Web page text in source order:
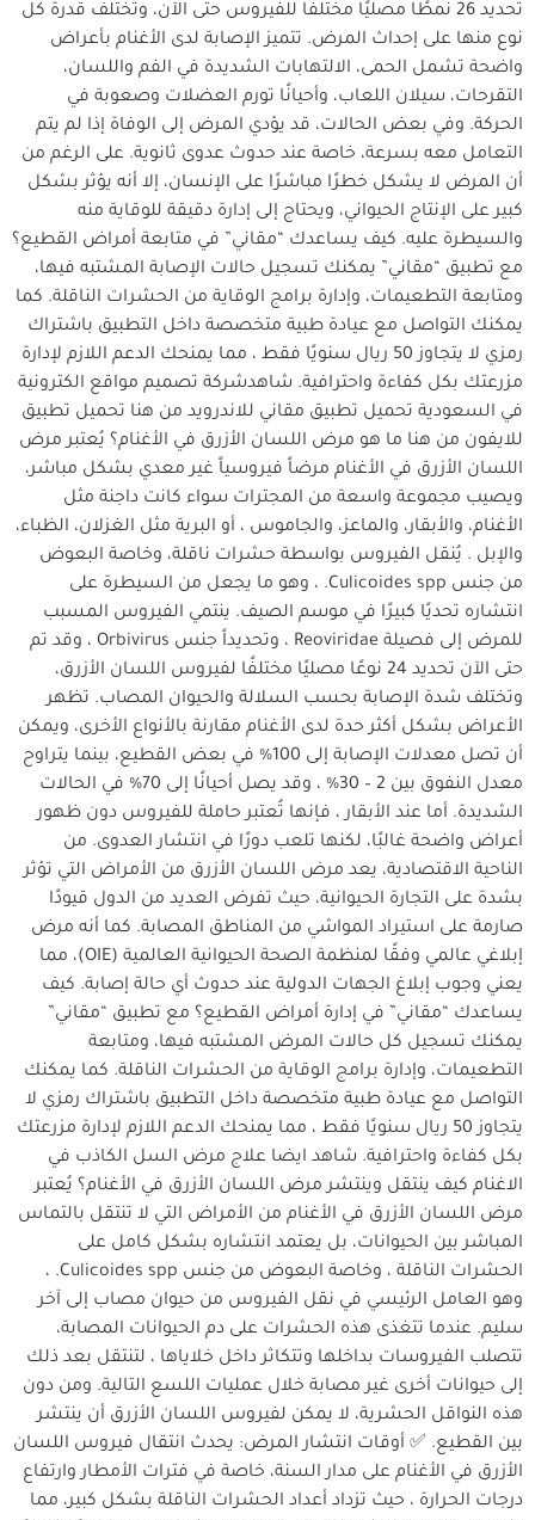
تحديد 26 نمطًا مصليًا مختلفًا للفيروس حتى الآن، وتختلف قدرة كل
نوع منها على إحداث المرض. تتميز الإصابة لدى الأغنام بأعراض
واضحة تشمل الحمى، الالتهابات الشديدة في الفم واللسان،
التقرحات، سيلان اللعاب، وأحيانًا تورم العضلات وصعوبة في
الحركة. وفي بعض الحالات، قد يؤدي المرض إلى الوفاة إذا لم يتم
التعامل معه بسرعة، خاصة عند حدوث عدوى ثانوية. على الرغم من
أن المرض لا يشكل خطرًا مباشرًا على الإنسان، إلا أنه يؤثر بشكل
كبير على الإنتاج الحيواني، ويحتاج إلى إدارة دقيقة للوقاية منه
والسيطرة عليه. كيف يساعدك “مقاني” في متابعة أمراض القطيع؟
مع تطبيق “مقاني” يمكنك تسجيل حالات الإصابة المشتبه فيها،
ومتابعة التطعيمات، وإدارة برامج الوقاية من الحشرات الناقلة. كما
يمكنك التواصل مع عيادة طبية متخصصة داخل التطبيق باشتراك
رمزي لا يتجاوز 50 ريال سنويًا فقط ، مما يمنحك الدعم اللازم لإدارة
مزرعتك بكل كفاءة واحترافية. شاهدشركة تصميم مواقع الكترونية
في السعودية تحميل تطبيق مقاني للاندرويد من هنا تحميل تطبيق
للايفون من هنا ما هو مرض اللسان الأزرق في الأغنام؟ يُعتبر مرض
اللسان الأزرق في الأغنام مرضاً فيروسياً غير معدي بشكل مباشر،
ويصيب مجموعة واسعة من المجترات سواء كانت داجنة مثل
الأغنام، والأبقار، والماعز، والجاموس ، أو البرية مثل الغزلان، الظباء،
والإبل . يُنقل الفيروس بواسطة حشرات ناقلة، وخاصة البعوض
من جنس Culicoides spp. ، وهو ما يجعل من السيطرة على
انتشاره تحديًا كبيرًا في موسم الصيف. ينتمي الفيروس المسبب
للمرض إلى فصيلة Reoviridae ، وتحديداً جنس Orbivirus ، وقد تم
حتى الآن تحديد 24 نوعًا مصليًا مختلفًا لفيروس اللسان الأزرق،
وتختلف شدة الإصابة بحسب السلالة والحيوان المصاب. تظهر
الأعراض بشكل أكثر حدة لدى الأغنام مقارنة بالأنواع الأخرى، ويمكن
أن تصل معدلات الإصابة إلى 100% في بعض القطيع، بينما يتراوح
معدل النفوق بين 2 – 30% ، وقد يصل أحيانًا إلى 70% في الحالات
الشديدة. أما عند الأبقار ، فإنها تُعتبر حاملة للفيروس دون ظهور
أعراض واضحة غالبًا، لكنها تلعب دورًا في انتشار العدوى. من
الناحية الاقتصادية، يعد مرض اللسان الأزرق من الأمراض التي تؤثر
بشدة على التجارة الحيوانية، حيث تفرض العديد من الدول قيودًا
صارمة على استيراد المواشي من المناطق المصابة. كما أنه مرض
إبلاغي عالمي وفقًا لمنظمة الصحة الحيوانية العالمية (OIE)، مما
يعني وجوب إبلاغ الجهات الدولية عند حدوث أي حالة إصابة. كيف
يساعدك “مقاني” في إدارة أمراض القطيع؟ مع تطبيق “مقاني”
يمكنك تسجيل كل حالات المرض المشتبه فيها، ومتابعة
التطعيمات، وإدارة برامج الوقاية من الحشرات الناقلة. كما يمكنك
التواصل مع عيادة طبية متخصصة داخل التطبيق باشتراك رمزي لا
يتجاوز 50 ريال سنويًا فقط ، مما يمنحك الدعم اللازم لإدارة مزرعتك
بكل كفاءة واحترافية. شاهد ايضا علاج مرض السل الكاذب في
الاغنام كيف ينتقل وينتشر مرض اللسان الأزرق في الأغنام؟ يُعتبر
مرض اللسان الأزرق في الأغنام من الأمراض التي لا تنتقل بالتماس
المباشر بين الحيوانات، بل يعتمد انتشاره بشكل كامل على
الحشرات الناقلة ، وخاصة البعوض من جنس Culicoides spp. ،
وهو العامل الرئيسي في نقل الفيروس من حيوان مصاب إلى آخر
سليم. عندما تتغذى هذه الحشرات على دم الحيوانات المصابة،
تتصلب الفيروسات بداخلها وتتكاثر داخل خلاياها ، لتنتقل بعد ذلك
إلى حيوانات أخرى غير مصابة خلال عمليات اللسع التالية. ومن دون
هذه النواقل الحشرية، لا يمكن لفيروس اللسان الأزرق أن ينتشر
بين القطيع. ✅ أوقات انتشار المرض: يحدث انتقال فيروس اللسان
الأزرق في الأغنام على مدار السنة، خاصة في فترات الأمطار وارتفاع
درجات الحرارة ، حيث تزداد أعداد الحشرات الناقلة بشكل كبير، مما